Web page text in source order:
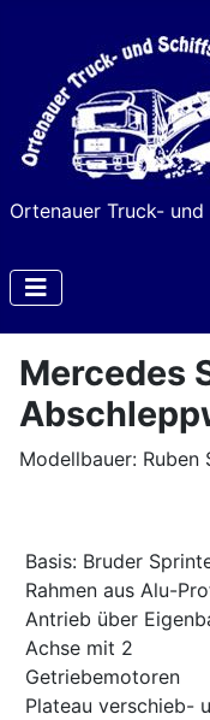
Ortenauer Truck-
Mercedes
Modellbauer: Ruben
Basis: Bruder
Rahmen aus Alu-
Antrieb über
Achse mit 2
Getriebemotoren
Plateau verschieb-